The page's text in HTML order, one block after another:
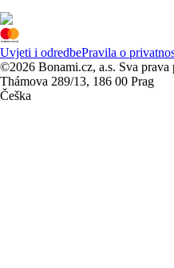
Uvjeti i odredbePravila o
©2026 Bonami.cz, a.s. Sva prava
Thámova 289/13, 186 00 Prag
Češka